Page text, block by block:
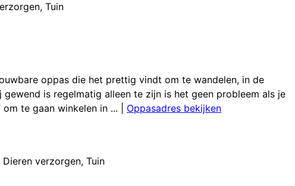
, Tuin
oppas die het prettig vindt om te wandelen, in de
is regelmatig alleen te zijn is het geen probleem als je
te gaan winkelen in ...
Oppasadres bekijken
Dieren verzorgen, Tuin